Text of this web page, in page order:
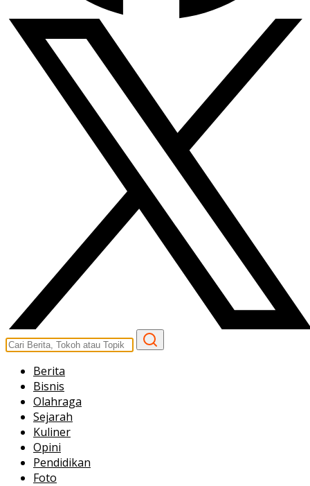
Berita
Bisnis
Olahraga
Sejarah
Kuliner
Opini
Pendidikan
Foto